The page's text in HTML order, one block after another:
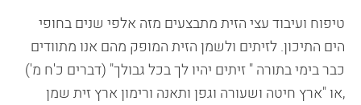
טיפוח ועיבוד עצי הזית מתבצעים מזה אלפי שנים בחופי
הים התיכון. לזיתים ולשמן הזית המופק מהם אנו מתוודים
כבר בימי בתורה " זיתים יהיו לך בכל גבולך" (דברים כ'ח מ')
,או "ארץ חיטה ושעורה וגפן ותאנה ורימון ארץ זית שמן